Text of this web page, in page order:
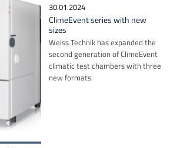
30.01.2024
ClimeEvent series with new
sizes
Weiss Technik has expanded the
second generation of ClimeEvent
climatic test chambers with three
new formats.